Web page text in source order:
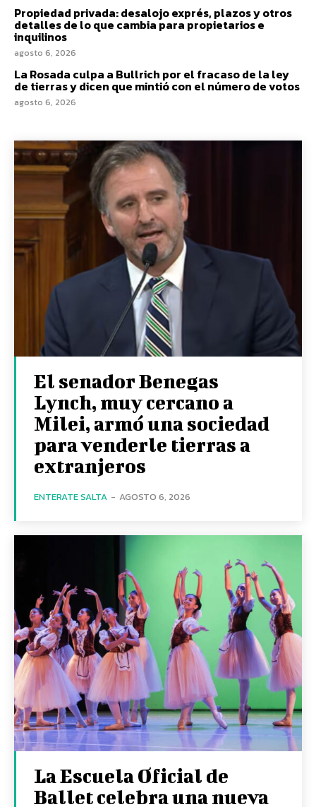
Propiedad privada: desalojo exprés, plazos y otros
detalles de lo que cambia para propietarios e
inquilinos
agosto 6, 2026
La Rosada culpa a Bullrich por el fracaso de la ley
de tierras y dicen que mintió con el número de votos
agosto 6, 2026
El senador Benegas
Lynch, muy cercano a
Milei, armó una sociedad
para venderle tierras a
extranjeros
ENTERATE SALTA - AGOSTO 6, 2026
La Escuela Oficial de
Ballet celebra una nueva